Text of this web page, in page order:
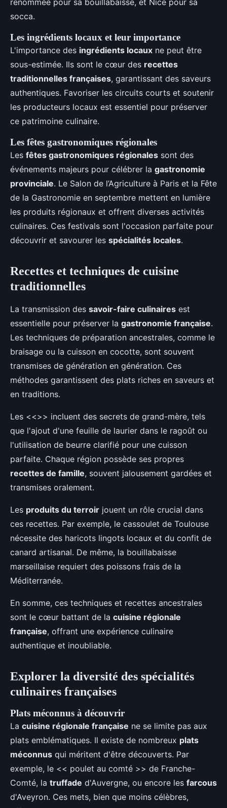
socca.
Les ingrédients locaux et leur importance
L'importance des ingrédients locaux ne peut être
sous-estimée. Ils sont le cœur des recettes
traditionnelles françaises, garantissant des saveurs
authentiques. Favoriser les circuits courts et soutenir
les producteurs locaux est essentiel pour préserver
ce patrimoine culinaire.
Les fêtes gastronomiques régionales
Les fêtes gastronomiques régionales sont des
événements majeurs pour célébrer la gastronomie
provinciale. Le Salon de l’Agriculture à Paris et la Fête
de la Gastronomie en septembre mettent en lumière
les produits régionaux et offrent diverses activités
culinaires. Ces festivals sont l'occasion parfaite pour
découvrir et savourer les spécialités locales.
Recettes et techniques de cuisine
traditionnelles
La transmission des savoir-faire culinaires est
essentielle pour préserver la gastronomie française.
Les techniques de préparation ancestrales, comme le
braisage ou la cuisson en cocotte, sont souvent
transmises de génération en génération. Ces
méthodes garantissent des plats riches en saveurs et
en traditions.
Les <<>> incluent des secrets de grand-mère, tels
que l'ajout d'une feuille de laurier dans le ragoût ou
l'utilisation de beurre clarifié pour une cuisson
parfaite. Chaque région possède ses propres
recettes de famille, souvent jalousement gardées et
transmises oralement.
Les produits du terroir jouent un rôle crucial dans
ces recettes. Par exemple, le cassoulet de Toulouse
nécessite des haricots lingots locaux et du confit de
canard artisanal. De même, la bouillabaisse
marseillaise requiert des poissons frais de la
Méditerranée.
En somme, ces techniques et recettes ancestrales
sont le cœur battant de la cuisine régionale
française, offrant une expérience culinaire
authentique et inoubliable.
Explorer la diversité des spécialités
culinaires françaises
Plats méconnus à découvrir
La cuisine régionale française ne se limite pas aux
plats emblématiques. Il existe de nombreux plats
méconnus qui méritent d'être découverts. Par
exemple, le << poulet au comté >> de Franche-
Comté, la truffade d'Auvergne, ou encore les farcous
d'Aveyron. Ces mets, bien que moins célèbres,